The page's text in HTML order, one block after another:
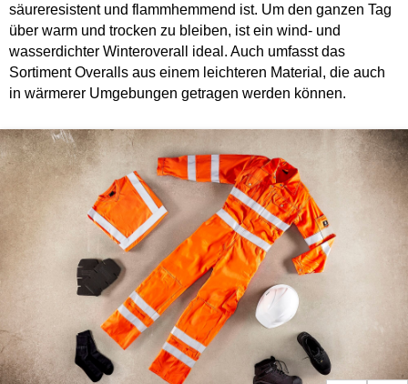
säureresistent und flammhemmend ist. Um den ganzen Tag
über warm und trocken zu bleiben, ist ein wind- und
wasserdichter Winteroverall ideal. Auch umfasst das
Sortiment Overalls aus einem leichteren Material, die auch
in wärmerer Umgebungen getragen werden können.